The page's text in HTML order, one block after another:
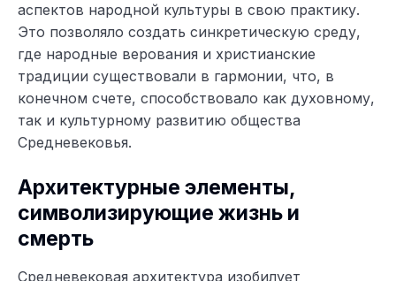
аспектов народной культуры в свою практику.
Это позволяло создать синкретическую среду,
где народные верования и христианские
традиции существовали в гармонии, что, в
конечном счете, способствовало как духовному,
так и культурному развитию общества
Средневековья.
Архитектурные элементы,
символизирующие жизнь и
смерть
Средневековая архитектура изобилует